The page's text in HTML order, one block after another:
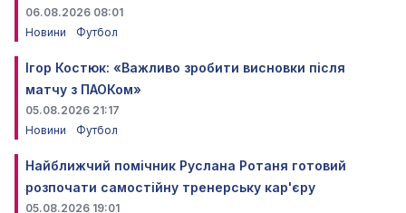
06.08.2026 08:01
Новини
Футбол
Ігор Костюк: «Важливо зробити висновки після
матчу з ПАОКом»
05.08.2026 21:17
Новини
Футбол
Найближчий помічник Руслана Ротаня готовий
розпочати самостійну тренерську кар'єру
05.08.2026 19:01